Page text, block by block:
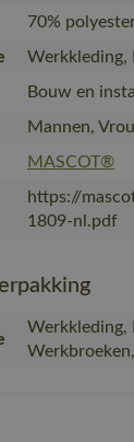
70%
Werkkleding,
Bouw en
Mannen,
MASCOT®
https://
1809-nl.pdf
Werkkleding,